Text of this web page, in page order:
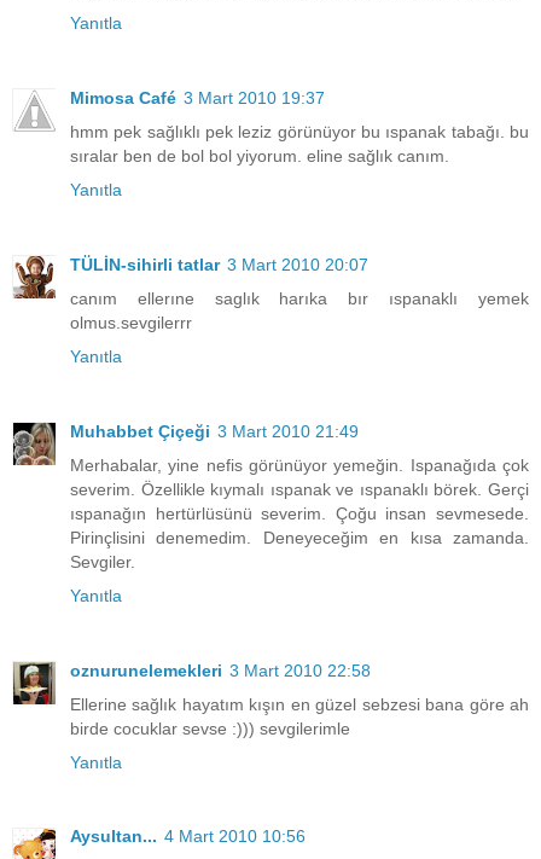
Yanıtla
Mimosa Café 3 Mart 2010 19:37
hmm pek sağlıklı pek leziz görünüyor bu ıspanak tabağı. bu
sıralar ben de bol bol yiyorum. eline sağlık canım.
Yanıtla
TÜLİN-sihirli tatlar 3 Mart 2010 20:07
canım ellerıne saglık harıka bır ıspanaklı yemek
olmus.sevgilerrr
Yanıtla
Muhabbet Çiçeği 3 Mart 2010 21:49
Merhabalar, yine nefis görünüyor yemeğin. Ispanağıda çok
severim. Özellikle kıymalı ıspanak ve ıspanaklı börek. Gerçi
ıspanağın hertürlüsünü severim. Çoğu insan sevmesede.
Pirinçlisini denemedim. Deneyeceğim en kısa zamanda.
Sevgiler.
Yanıtla
oznurunelemekleri 3 Mart 2010 22:58
Ellerine sağlık hayatım kışın en güzel sebzesi bana göre ah
birde cocuklar sevse :))) sevgilerimle
Yanıtla
Aysultan... 4 Mart 2010 10:56